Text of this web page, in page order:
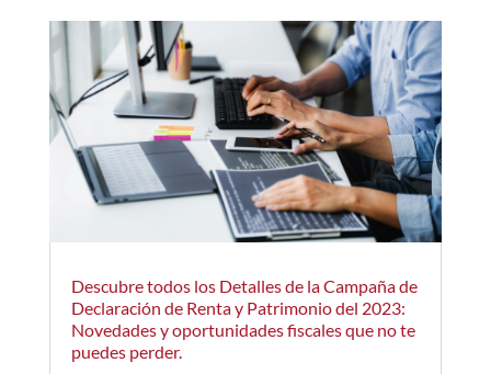
Descubre todos los Detalles de la Campaña de
Declaración de Renta y Patrimonio del 2023:
Novedades y oportunidades fiscales que no te
puedes perder.